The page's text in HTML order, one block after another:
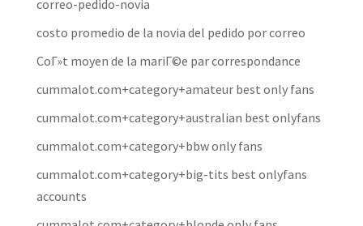
correo-pedido-novia
costo promedio de la novia del pedido por correo
CoГ»t moyen de la mariГ©e par correspondance
cummalot.com+category+amateur best only fans
cummalot.com+category+australian best onlyfans
cummalot.com+category+bbw only fans
cummalot.com+category+big-tits best onlyfans
accounts